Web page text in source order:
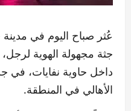
عُثر صباح اليوم في
جثة مجهولة الهوية
داخل حاوية نفايات، في
الأهالي في المنطقة.